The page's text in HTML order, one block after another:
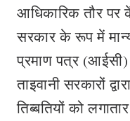
आधिकारिक तौर पर
सरकार के रूप में
प्रमाण पत्र (आईसी)
ताइवानी सरकारों
तिब्बतियों को